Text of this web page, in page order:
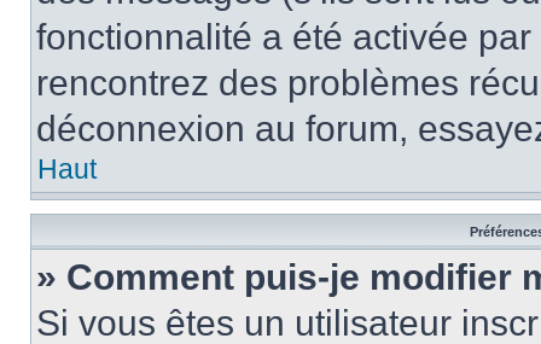
fonctionnalité a été activée
rencontrez des problèmes
déconnexion au forum,
Haut
» Comment puis-je modifier
Si vous êtes un utilisateur